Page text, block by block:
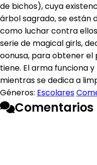
de bichos), cuya
árbol sagrado, se están
como luchar contra
serie de magical girls,
oonusa, para obtener el
tiene. El arma funciona
mientras se dedica a
Géneros: Escolares
Comentarios